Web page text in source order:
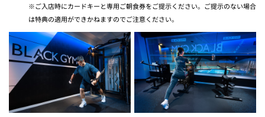
ご入店時にカードキーと専用ご朝食券をご提示ください。ご提示のない場合
は特典の適用ができかねますのでご注意ください。